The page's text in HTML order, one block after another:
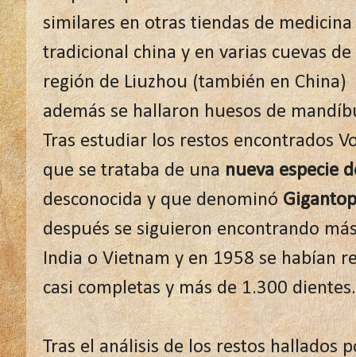
similares en otras tiendas de medicina
tradicional china y en varias cuevas de
región de Liuzhou (también en China)
además se hallaron huesos de
Tras estudiar los restos encontrados
que se trataba de unanueva especie
desconocida y que denominó
después se siguieron encontrando
India o Vietnam y en 1958 se habían
casi completas y más de 1.300 dientes.
Tras el análisis de los restos hallados